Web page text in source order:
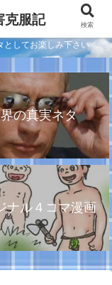
としてお楽しみ下さい
の真実ネタ
ナル４コマ漫画
服記 検索